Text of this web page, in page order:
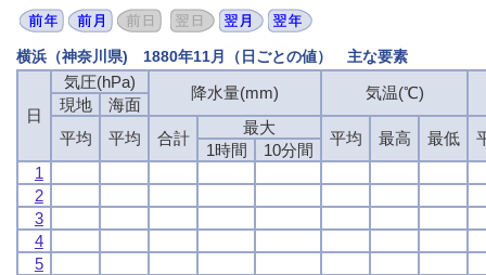
横浜（神奈川県) 1880年11月（日ごとの値） 主な要素
日
気圧(hPa)
降水量(mm) 気温(℃)
現地
海面
平均
平均 合計
最大
平均 最高 最低
1時間
10分間
1
2
3
4
5